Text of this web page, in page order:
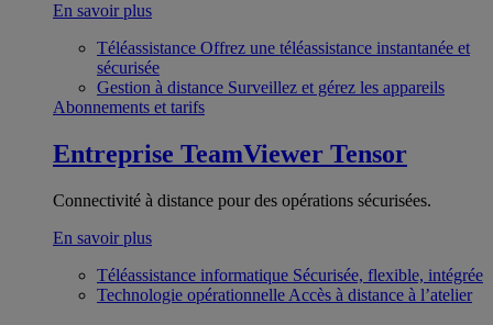
En savoir plus
Téléassistance Offrez une téléassistance instantanée et
sécurisée
Gestion à distance Surveillez et gérez les appareils
Abonnements et tarifs
Entreprise TeamViewer Tensor
Connectivité à distance pour des opérations sécurisées.
En savoir plus
Téléassistance informatique Sécurisée, flexible, intégrée
Technologie opérationnelle Accès à distance à l’atelier